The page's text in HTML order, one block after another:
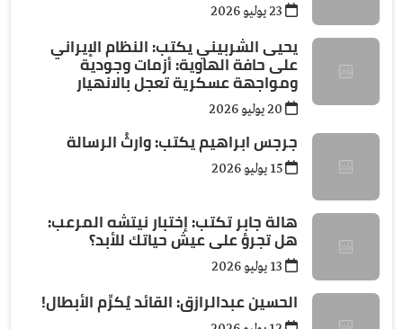
يحيى الشربيني يكتب: النظام الإيراني
على حافة الهاوية: أزمات وجودية
ومواجهة عسكرية تعجل بالانهيار
جرجس ابراهيم يكتب: وارثُ الرسالة
هالة جابر تكتب: إختبار نيتشه المرعب:
هل تجرؤ على عيش حياتك للأبد؟
الحسين عبدالرازق: القائد يُكرِّم الأبطال!